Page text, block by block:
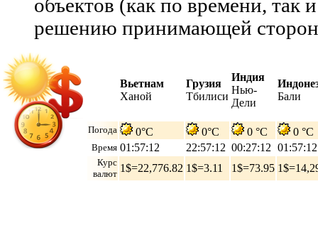
объектов (как по времени, так
решению принимающей
Вьетнам
Ханой
Грузия
Тбилиси
Индия
Нью-
Дели
Бали
Погода 0°C 0°C 0 °C 0 °C
Время 01:57:13 22:57:13 00:27:13 01:57:13
Курс
валют 1$=22,776.82 1$=3.11 1$=73.95